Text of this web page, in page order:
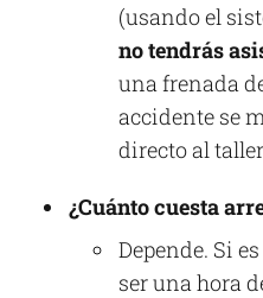
(usando el
no tendrás
una frenada
accidente se
directo al
¿Cuánto cuesta
Depende. Si
ser una hora